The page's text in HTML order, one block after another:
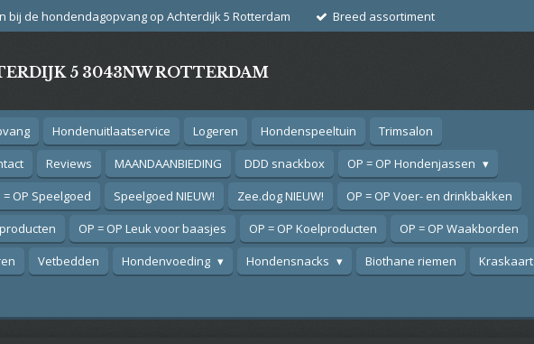
bij de hondendagopvang op Achterdijk 5 Rotterdam Breed assortiment
5 3043NW ROTTERDAM
Hondenuitlaatservice Logeren Hondenspeeltuin
Trimsalon
Reviews MAANDAANBIEDING DDD snackbox
OP = OP Hondenjassen
= OP Speelgoed Speelgoed NIEUW! Zee.dog NIEUW!
OP = OP Voer- en drinkbakken
OP = OP Leuk voor baasjes OP = OP Koelproducten
OP = OP Waakborden
Vetbedden Hondenvoeding Hondensnacks Biothane riemen
Kraskaart